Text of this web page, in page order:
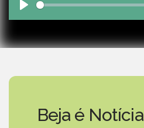
Play
Beja é Notícia